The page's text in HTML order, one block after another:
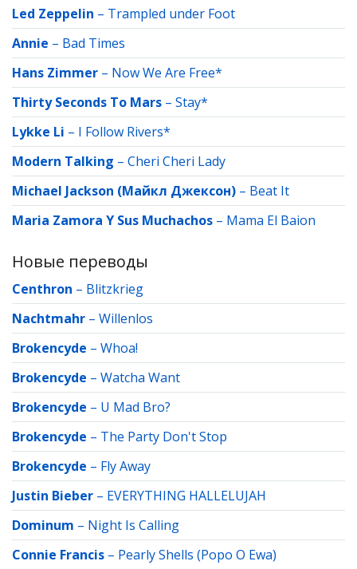
Led Zeppelin – Trampled under Foot
Annie – Bad Times
Hans Zimmer – Now We Are Free*
Thirty Seconds To Mars – Stay*
Lykke Li – I Follow Rivers*
Modern Talking – Cheri Cheri Lady
Michael Jackson (Майкл Джексон) – Beat It
Maria Zamora Y Sus Muchachos – Mama El Baion
Новые переводы
Centhron – Blitzkrieg
Nachtmahr – Willenlos
Brokencyde – Whoa!
Brokencyde – Watcha Want
Brokencyde – U Mad Bro?
Brokencyde – The Party Don't Stop
Brokencyde – Fly Away
Justin Bieber – EVERYTHING HALLELUJAH
Dominum – Night Is Calling
Connie Francis – Pearly Shells (Popo O Ewa)